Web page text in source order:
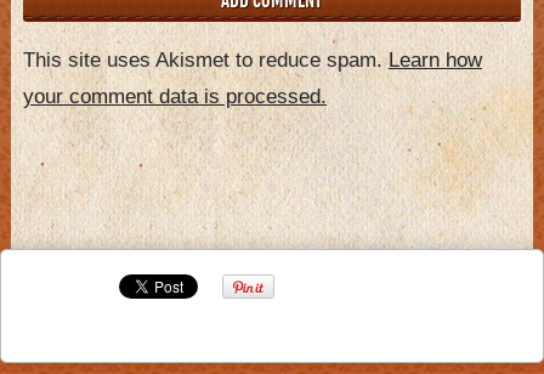
This site uses Akismet to reduce spam. Learn how
your comment data is processed.